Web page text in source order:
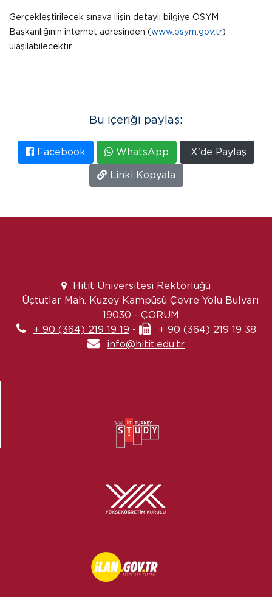
Gerçekleştirilecek sınava ilişin detaylı bilgiye ÖSYM
Başkanlığının internet adresinden (www.osym.gov.tr)
ulaşılabilecektir.
Bu içeriği paylaş:
Facebook WhatsApp
X'de Paylaş
Linki Kopyala
Hitit Üniversitesi Rektörlüğü
Üçtutlar Mah. Kuzey Kampüsü Çevre Yolu Bulvarı
19030 - ÇORUM
+ 90 (364) 219 19 19 -
+ 90 (364) 219 19 38
info@hitit.edu.tr